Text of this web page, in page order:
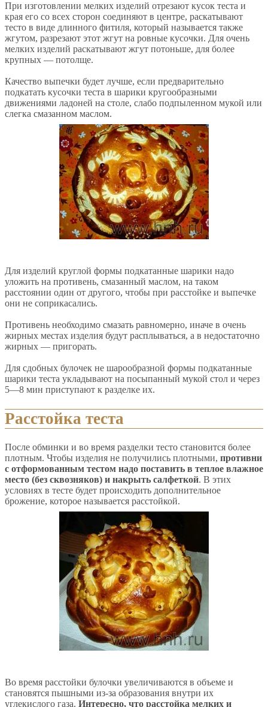
При изготовлении мелких изделий отрезают кусок теста и
края его со всех сторон соединяют в центре, раскатывают
тесто в виде длинного фитиля, который называется также
жгутом, разрезают этот жгут на ровные кусочки. Для очень
мелких изделий раскатывают жгут потоньше, для более
крупных — потолще.
Качество выпечки будет лучше, если предварительно
подкатать кусочки теста в шарики кругообразными
движениями ладоней на столе, слабо подпыленном мукой или
слегка смазанном маслом.
Для изделий круглой формы подкатанные шарики надо
уложить на противень, смазанный маслом, на таком
расстоянии один от другого, чтобы при расстойке и выпечке
они не соприкасались.
Противень необходимо смазать равномерно, иначе в очень
жирных местах изделия будут расплываться, а в недостаточно
жирных — пригорать.
Для сдобных булочек не шарообразной формы подкатанные
шарики теста укладывают на посыпанный мукой стол и через
5—8 мин приступают к разделке их.
Расстойка теста
После обминки и во время разделки тесто становится более
плотным. Чтобы изделия не получились плотными, противни
с отформованным тестом надо поставить в теплое влажное
место (без сквозняков) и накрыть салфеткой. В этих
условиях в тесте будет происходить дополнительное
брожение, которое называется расстойкой.
Во время расстойки булочки увеличиваются в объеме и
становятся пышными из-за образования внутри их
углекислого газа. Интересно, что расстойка мелких и